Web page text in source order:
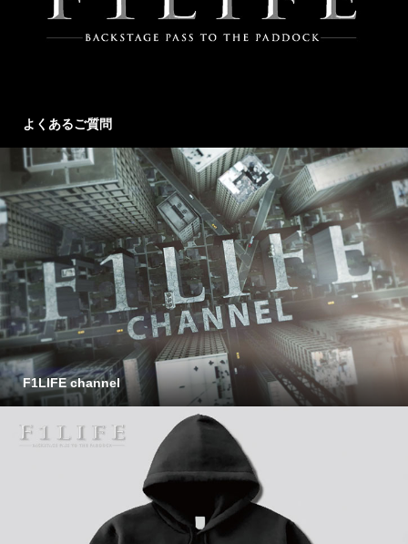
よくあるご質問
F1LIFE channel